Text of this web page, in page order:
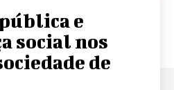
e
social nos
de